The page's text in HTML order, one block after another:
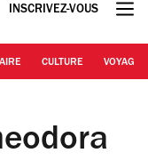
INSCRIVEZ-VOUS
CULTURE VOYAGE